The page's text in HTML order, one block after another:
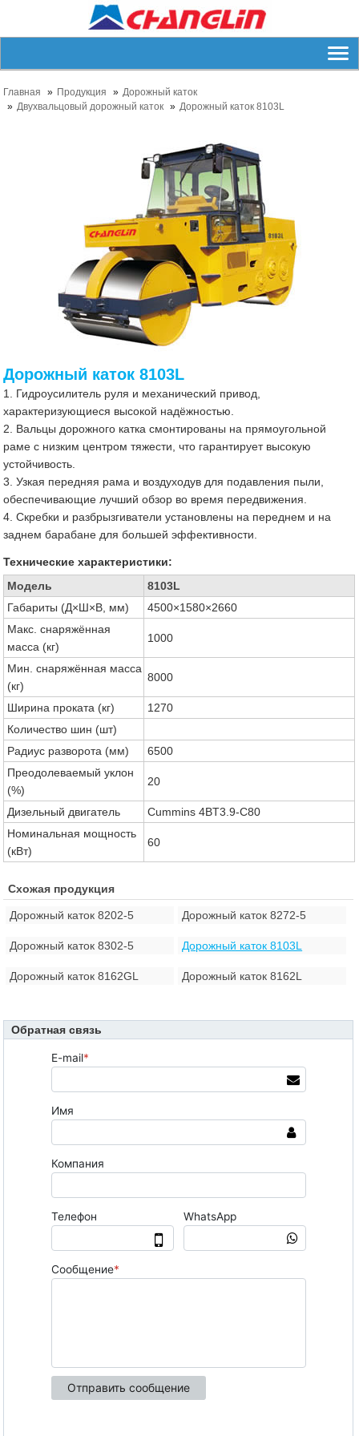
Главная Продукция
Дорожный каток
Двухвальцовый дорожный каток
Дорожный каток 8103L
Дорожный каток 8103L
1. Гидроусилитель руля и механический привод,
характеризующиеся высокой надёжностью.
2. Вальцы дорожного катка смонтированы на прямоугольной
раме с низким центром тяжести, что гарантирует высокую
устойчивость.
3. Узкая передняя рама и воздуходув для подавления пыли,
обеспечивающие лучший обзор во время передвижения.
4. Скребки и разбрызгиватели установлены на переднем и на
заднем барабане для большей эффективности.
Технические характеристики:
Модель
8103L
Габариты (Д×Ш×В, мм)
4500×1580×2660
Макс. снаряжённая
масса (кг)
1000
Мин. снаряжённая масса
(кг)
8000
Ширина проката (кг)
1270
Количество шин (шт)
Радиус разворота (мм)
6500
Преодолеваемый уклон
(%)
20
Дизельный двигатель
Cummins 4BT3.9-C80
Номинальная мощность
(кВт)
60
Схожая продукция
Дорожный каток 8202-5 Дорожный каток 8272-5
Дорожный каток 8302-5 Дорожный каток 8103L
Дорожный каток 8162GL Дорожный каток 8162L
Обратная связь